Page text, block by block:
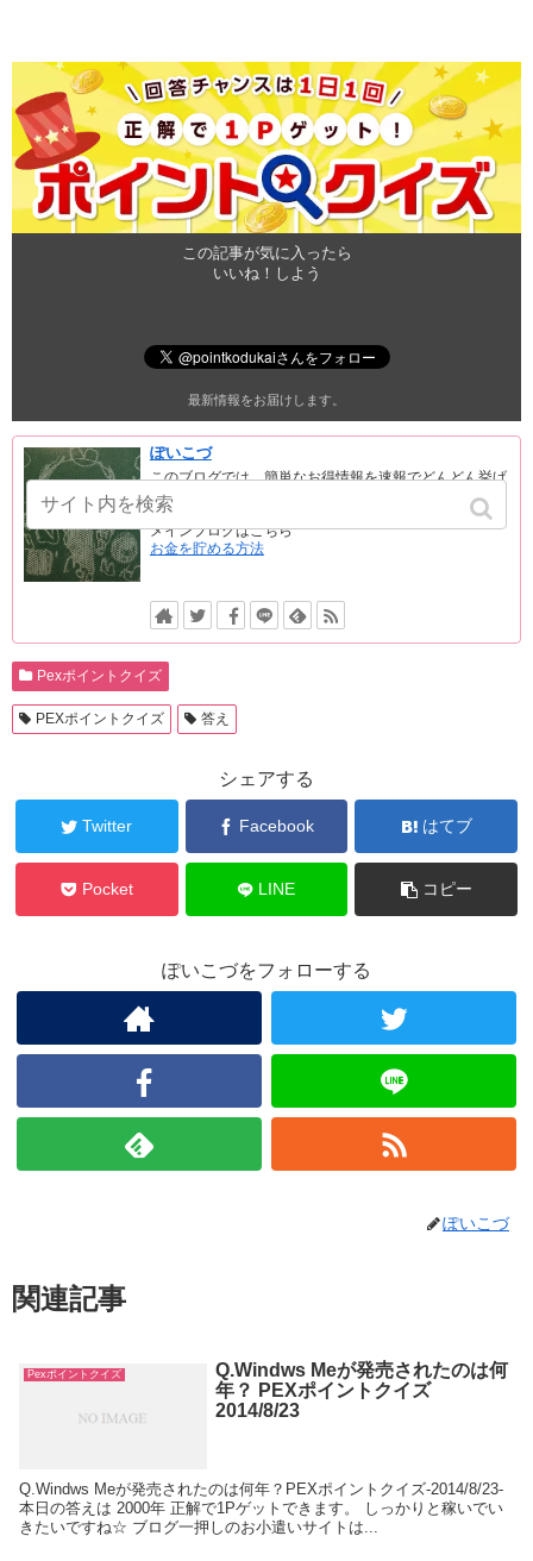
この記事が気に入ったら
いいね！しよう
最新情報をお届けします。
ぽいこづ
このブログでは、簡単なお得情報を速報でどんどん挙げ
ています。
サブブログです。
メインブログはこちら
お金を貯める方法
Pexポイントクイズ
PEXポイントクイズ 答え
シェアする
Twitter Facebook はてブ
Pocket LINE コピー
ぽいこづをフォローする
ぽいこづ
関連記事
Pexポイントクイズ
Q.Windws Meが発売されたのは何
年？ PEXポイントクイズ
2014/8/23
Q.Windws Meが発売されたのは何年？PEXポイントクイズ-2014/8/23-
本日の答えは 2000年 正解で1Pゲットできます。 しっかりと稼いでい
きたいですね☆ ブログ一押しのお小遣いサイトは...